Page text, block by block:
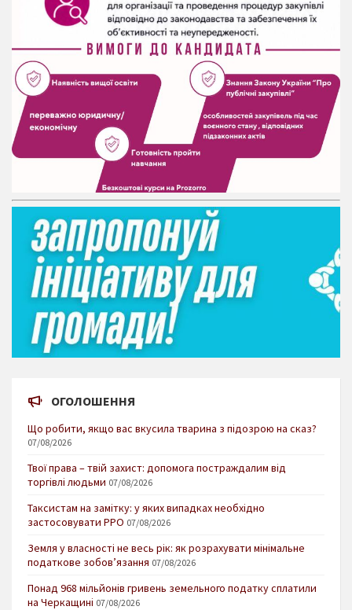
ОГОЛОШЕННЯ
Що робити, якщо вас вкусила тварина з підозрою на сказ?
07/08/2026
Твої права – твій захист: допомога постраждалим від
торгівлі людьми 07/08/2026
Таксистам на замітку: у яких випадках необхідно
застосовувати РРО 07/08/2026
Земля у власності не весь рік: як розрахувати мінімальне
податкове зобов’язання 07/08/2026
Понад 968 мільйонів гривень земельного податку сплатили
на Черкащині 07/08/2026